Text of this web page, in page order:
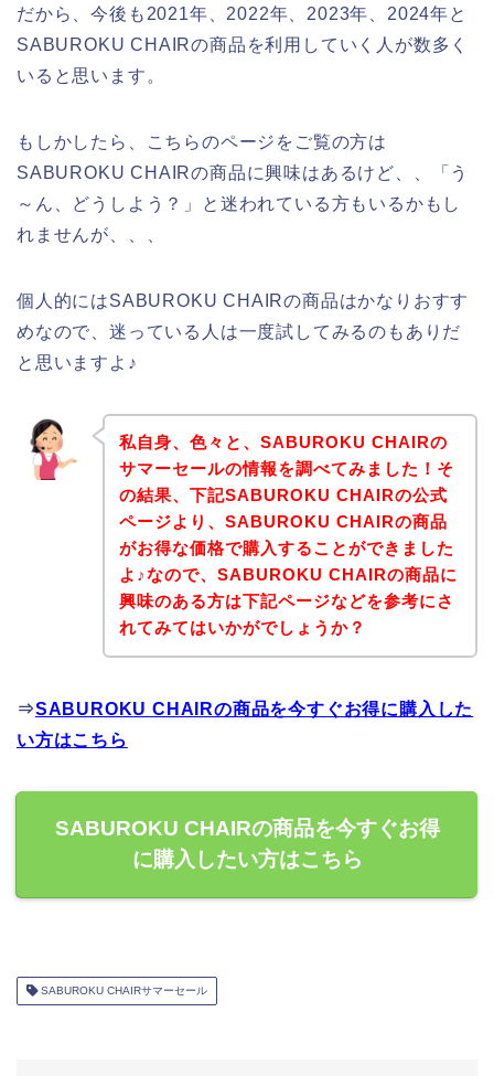
だから、今後も2021年、2022年、2023年、2024年と
SABUROKU CHAIRの商品を利用していく人が数多く
いると思います。
もしかしたら、こちらのページをご覧の方は
SABUROKU CHAIRの商品に興味はあるけど、、「う
～ん、どうしよう？」と迷われている方もいるかもし
れませんが、、、
個人的にはSABUROKU CHAIRの商品はかなりおすす
めなので、迷っている人は一度試してみるのもありだ
と思いますよ♪
私自身、色々と、SABUROKU CHAIRの
サマーセールの情報を調べてみました！そ
の結果、下記SABUROKU CHAIRの公式
ページより、SABUROKU CHAIRの商品
がお得な価格で購入することができました
よ♪なので、SABUROKU CHAIRの商品に
興味のある方は下記ページなどを参考にさ
れてみてはいかがでしょうか？
⇒SABUROKU CHAIRの商品を今すぐお得に購入した
い方はこちら
SABUROKU CHAIRの商品を今すぐお得
に購入したい方はこちら
SABUROKU CHAIRサマーセール